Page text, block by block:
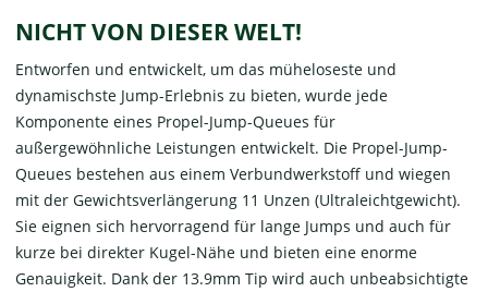
NICHT VON DIESER WELT!
Entworfen und entwickelt, um das müheloseste und
dynamischste Jump-Erlebnis zu bieten, wurde jede
Komponente eines Propel-Jump-Queues für
außergewöhnliche Leistungen entwickelt. Die Propel-Jump-
Queues bestehen aus einem Verbundwerkstoff und wiegen
mit der Gewichtsverlängerung 11 Unzen (Ultraleichtgewicht).
Sie eignen sich hervorragend für lange Jumps und auch für
kurze bei direkter Kugel-Nähe und bieten eine enorme
Genauigkeit. Dank der 13.9mm Tip wird auch unbeabsichtigte